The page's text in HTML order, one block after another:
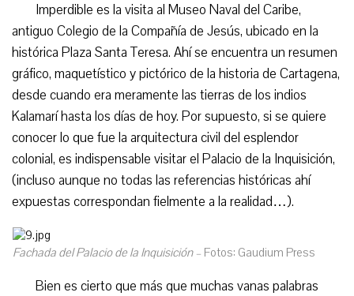
Imperdible es la visita al Museo Naval del Caribe,
antiguo Colegio de la Compañía de Jesús, ubicado en la
histórica Plaza Santa Teresa. Ahí se encuentra un resumen
gráfico, maquetístico y pictórico de la historia de Cartagena,
desde cuando era meramente las tierras de los indios
Kalamarí hasta los días de hoy. Por supuesto, si se quiere
conocer lo que fue la arquitectura civil del esplendor
colonial, es indispensable visitar el Palacio de la Inquisición,
(incluso aunque no todas las referencias históricas ahí
expuestas correspondan fielmente a la realidad…).
Fachada del Palacio de la Inquisición – Fotos: Gaudium Press
Bien es cierto que más que muchas vanas palabras